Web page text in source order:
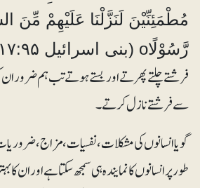
مُطْمَئِنِّیْنَ لَنَزَّلْنَا عَلَیْھِمْ مِّنَ
رَّسُوْلًاo (بنی اسرائیل ۱۷:۹۵)
فرشتے چلتے پھرتے اور بستے ہوتے تب ہم ضرور
سے فرشتے نازل کرتے۔
گویا انسانوں کی مشکلات ، نفسیات ، مزاج، ضروریات
طور پر انسانوں کا نمایندہ ہی سمجھ سکتا ہے اور ان